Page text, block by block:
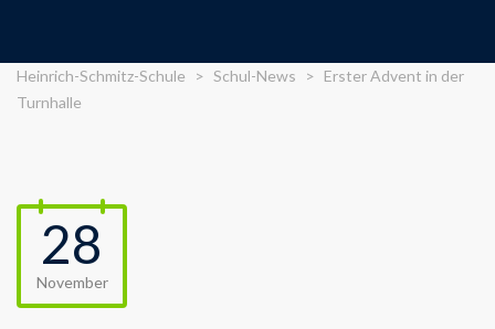
Heinrich-Schmitz-Schule > Schul-News > Erster Advent in der
Turnhalle
28
November